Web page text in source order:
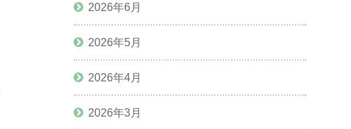
2026年6月
2026年5月
2026年4月
2026年3月